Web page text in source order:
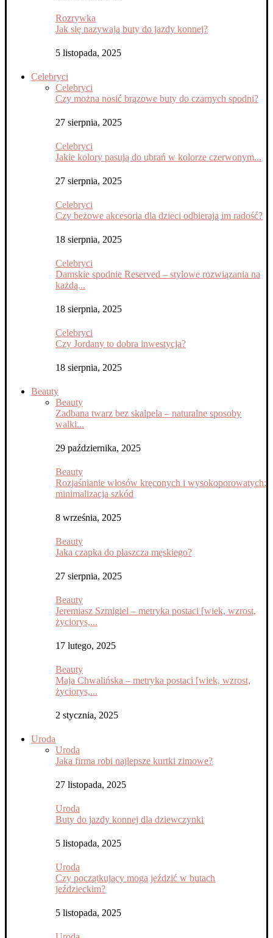
Rozrywka
Jak się nazywają buty do jazdy konnej?
5 listopada, 2025
Celebryci
Celebryci
Czy można nosić brązowe buty do czarnych spodni?
27 sierpnia, 2025
Celebryci
Jakie kolory pasują do ubrań w kolorze czerwonym...
27 sierpnia, 2025
Celebryci
Czy beżowe akcesoria dla dzieci odbierają im radość?
18 sierpnia, 2025
Celebryci
Damskie spodnie Reserved – stylowe rozwiązania na
każdą...
18 sierpnia, 2025
Celebryci
Czy Jordany to dobra inwestycja?
18 sierpnia, 2025
Beauty
Beauty
Zadbana twarz bez skalpela – naturalne sposoby
walki...
29 października, 2025
Beauty
Rozjaśnianie włosów kręconych i wysokoporowatych:
minimalizacja szkód
8 września, 2025
Beauty
Jaka czapka do płaszcza męskiego?
27 sierpnia, 2025
Beauty
Jeremiasz Szmigiel – metryka postaci [wiek, wzrost,
życiorys,...
17 lutego, 2025
Beauty
Maja Chwalińska – metryka postaci [wiek, wzrost,
życiorys,...
2 stycznia, 2025
Uroda
Uroda
Jaka firma robi najlepsze kurtki zimowe?
27 listopada, 2025
Uroda
Buty do jazdy konnej dla dziewczynki
5 listopada, 2025
Uroda
Czy początkujący mogą jeździć w butach
jeździeckim?
5 listopada, 2025